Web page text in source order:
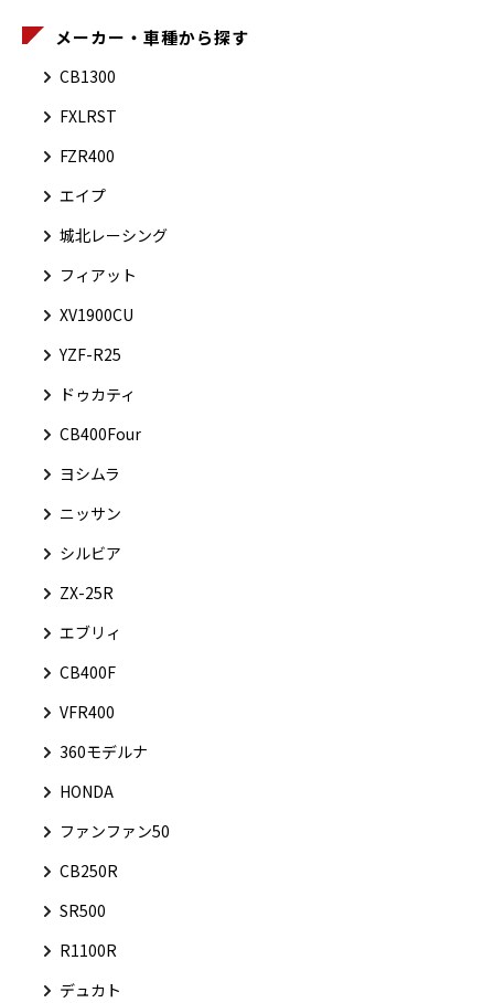
メーカー・車種から探す
CB1300
FXLRST
FZR400
エイプ
城北レーシング
フィアット
XV1900CU
YZF-R25
ドゥカティ
CB400Four
ヨシムラ
ニッサン
シルビア
ZX-25R
エブリィ
CB400F
VFR400
360モデルナ
HONDA
ファンファン50
CB250R
SR500
R1100R
デュカト